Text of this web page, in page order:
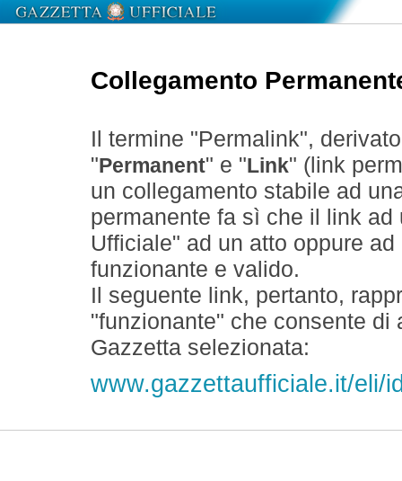
Collegamento
Il termine "Permalink",
" Permanent" e " Link" (link
un collegamento stabile ad
permanente fa sì che il link
Ufficiale" ad un atto oppure
funzionante e valido.
Il seguente link, pertanto,
"funzionante" che consente
Gazzetta selezionata:
www.gazzettaufficiale.it/eli/